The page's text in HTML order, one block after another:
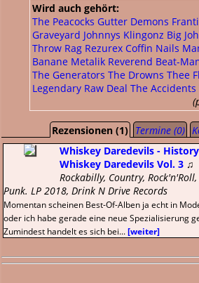
Wird auch gehört:
The Peacocks Gutter Demons
Graveyard Johnnys Klingonz Big
Throw Rag Rezurex Coffin Nails
Banane Metalik Reverend Beat-
The Generators The Drowns Thee
Legendary Raw Deal The Accidents
Rezensionen (1) Termine (0)
Whiskey Daredevils -
Whiskey Daredevils Vol. 3 ♫
Rockabilly, Country, Rock'n'Roll,
Punk. LP 2018, Drink N Drive Records
Momentan scheinen Best-Of-Alben ja echt in
oder ich habe gerade eine neue Spezialisierung
Zumindest handelt es sich bei... [weiter]